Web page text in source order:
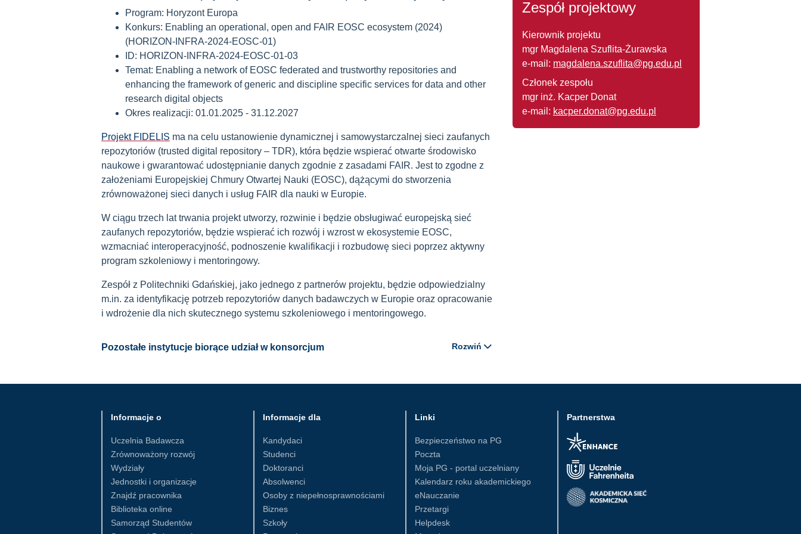
Program: Horyzont Europa
Konkurs: Enabling an operational, open and FAIR EOSC ecosystem (2024)
(HORIZON-INFRA-2024-EOSC-01)
ID: HORIZON-INFRA-2024-EOSC-01-03
Temat: Enabling a network of EOSC federated and trustworthy repositories and
enhancing the framework of generic and discipline specific services for data and other
research digital objects
Okres realizacji: 01.01.2025 - 31.12.2027
Projekt FIDELIS ma na celu ustanowienie dynamicznej i samowystarczalnej sieci zaufanych
repozytoriów (trusted digital repository – TDR), która będzie wspierać otwarte środowisko
naukowe i gwarantować udostępnianie danych zgodnie z zasadami FAIR. Jest to zgodne z
założeniami Europejskiej Chmury Otwartej Nauki (EOSC), dążącymi do stworzenia
zrównoważonej sieci danych i usług FAIR dla nauki w Europie.
W ciągu trzech lat trwania projekt utworzy, rozwinie i będzie obsługiwać europejską sieć
zaufanych repozytoriów, będzie wspierać ich rozwój i wzrost w ekosystemie EOSC,
wzmacniać interoperacyjność, podnoszenie kwalifikacji i rozbudowę sieci poprzez aktywny
program szkoleniowy i mentoringowy.
Zespół z Politechniki Gdańskiej, jako jednego z partnerów projektu, będzie odpowiedzialny
m.in. za identyfikację potrzeb repozytoriów danych badawczych w Europie oraz opracowanie
i wdrożenie dla nich skutecznego systemu szkoleniowego i mentoringowego.
Pozostałe instytucje biorące udział w konsorcjum Rozwiń
Zespół projektowy
Kierownik projektu
mgr Magdalena Szuflita-Żurawska
e-mail: magdalena.szuflita@pg.edu.pl
Członek zespołu
mgr inż. Kacper Donat
e-mail: kacper.donat@pg.edu.pl
Partnerstwa
Informacje o
Uczelnia Badawcza
Zrównoważony rozwój
Wydziały
Jednostki i organizacje
Znajdź pracownika
Biblioteka online
Samorząd Studentów
Informacje dla
Kandydaci
Studenci
Doktoranci
Absolwenci
Osoby z niepełnosprawnościami
Biznes
Szkoły
Linki
Bezpieczeństwo na PG
Poczta
Moja PG - portal uczelniany
Kalendarz roku akademickiego
eNauczanie
Przetargi
Helpdesk